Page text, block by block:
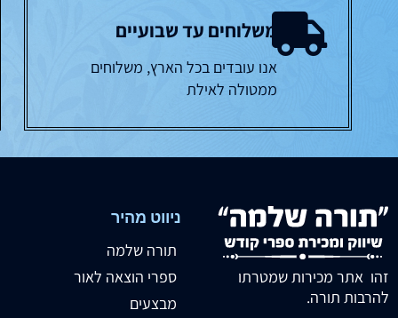
משלוחים עד שבועיים
אנו עובדים בכל הארץ, משלוחים
ממטולה לאילת
זהו אתר מכירות שמטרתו
להרבות תורה.
ניווט מהיר
תורה שלמה
ספרי הוצאה לאור
מבצעים